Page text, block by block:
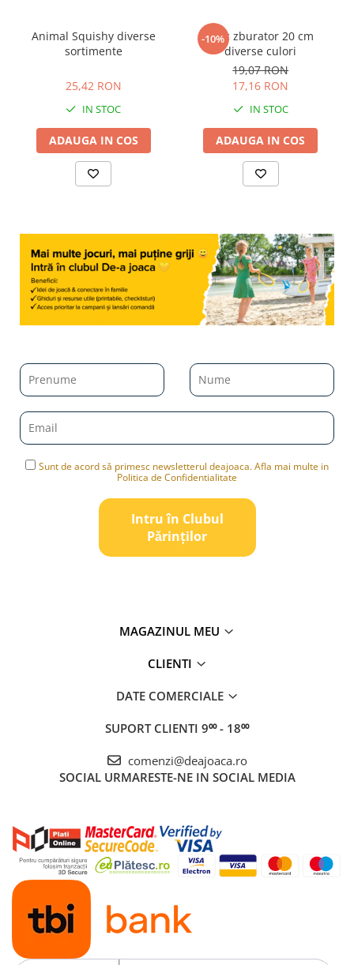
Animal Squishy diverse
sortimente
25,42 RON
IN STOC
ADAUGA IN COS
-10%
Disc zburator 20 cm
diverse culori
19,07 RON
17,16 RON
IN STOC
ADAUGA IN COS
Sunt de acord să primesc newsletterul deajoaca. Afla mai multe in
Politica de Confidentialitate
Intru în Clubul
Pǎrinților
MAGAZINUL MEU
CLIENTI
DATE COMERCIALE
SUPORT CLIENTI 9⁰⁰ - 18⁰⁰
comenzi@deajoaca.ro
SOCIAL URMARESTE-NE IN SOCIAL MEDIA